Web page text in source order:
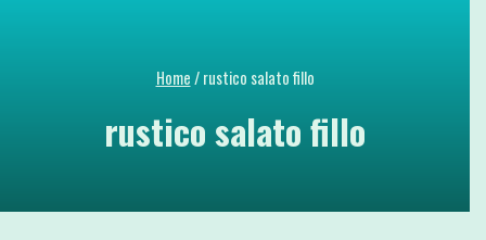
Home/ rustico salato fillo
rustico salato fillo